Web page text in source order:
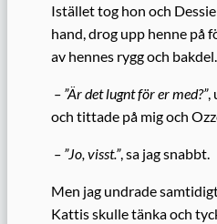
Istället tog hon och
hand, drog upp henne på
av hennes rygg och bakdel.
– ”Är det lugnt för er med?”,
och tittade på mig och
– ”Jo, visst.”, sa jag snabbt.
Men jag undrade
Kattis skulle tänka och